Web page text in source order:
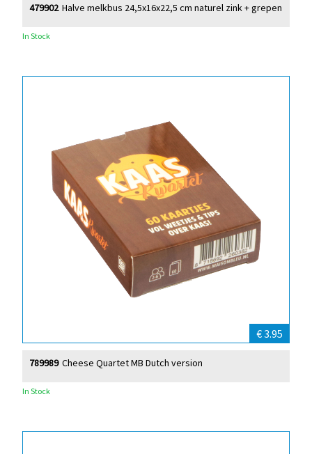
Halve melkbus 24,5x16x22,5 cm naturel zink + grepen
479902
In Stock
€ 3.95
Cheese Quartet MB Dutch version
789989
In Stock